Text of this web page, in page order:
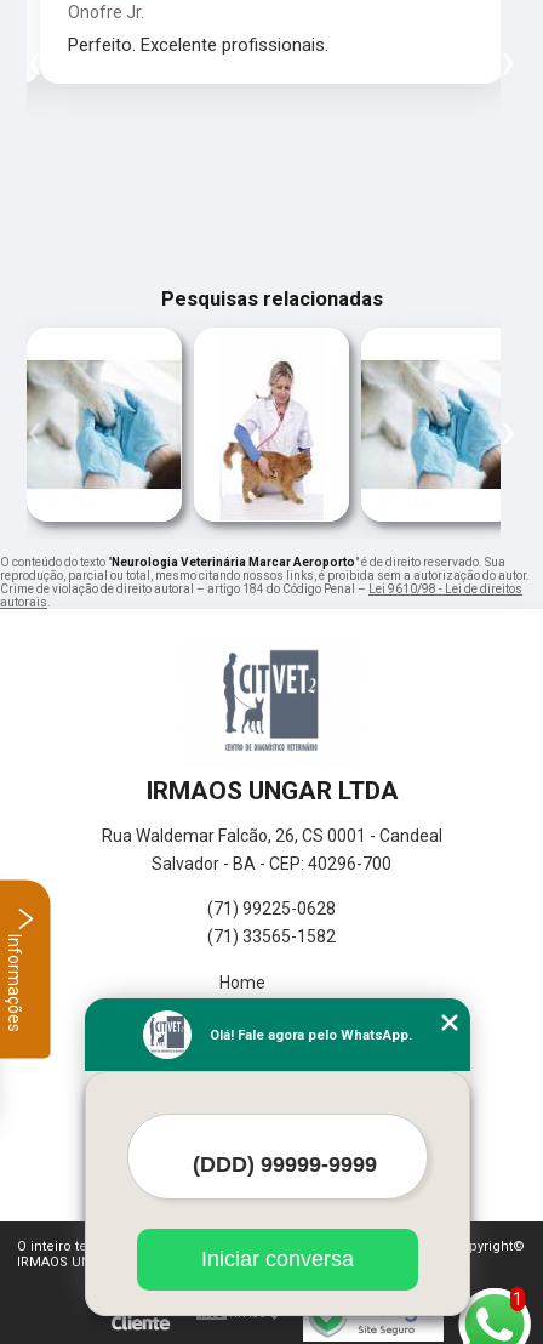
Onofre Jr.
Perfeito. Excelente profissionais.
‹
Pesquisas relacionadas
‹ ›
O conteúdo do texto "Neurologia Veterinária Marcar Aeroporto" é de direito reservado. Sua
reprodução, parcial ou total, mesmo citando nossos links, é proibida sem a autorização do autor.
Crime de violação de direito autoral – artigo 184 do Código Penal –
Lei 9610/98 - Lei de direitos
autorais
IRMAOS UNGAR LTDA
Rua Waldemar Falcão, 26, CS 0001 - Candeal
Salvador - BA - CEP: 40296-700
(71) 99225-0628
(71) 33565-1582
Home
Missão
O inteiro teor deste site está sujeito à proteção de direitos autorais. Copyright©
IRMAOS UNGAR LTDA (Lei 9610 de 19/02/1998)
1
Olá! Fale agora pelo WhatsApp.
Iniciar conversa
Informações